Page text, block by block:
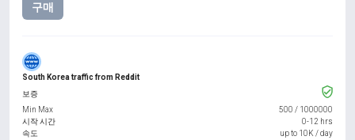
구매
South Korea traffic from Reddit
보증
Min Max
500 / 1000000
시작 시간
0-12 hrs
속도
up to 10K / day